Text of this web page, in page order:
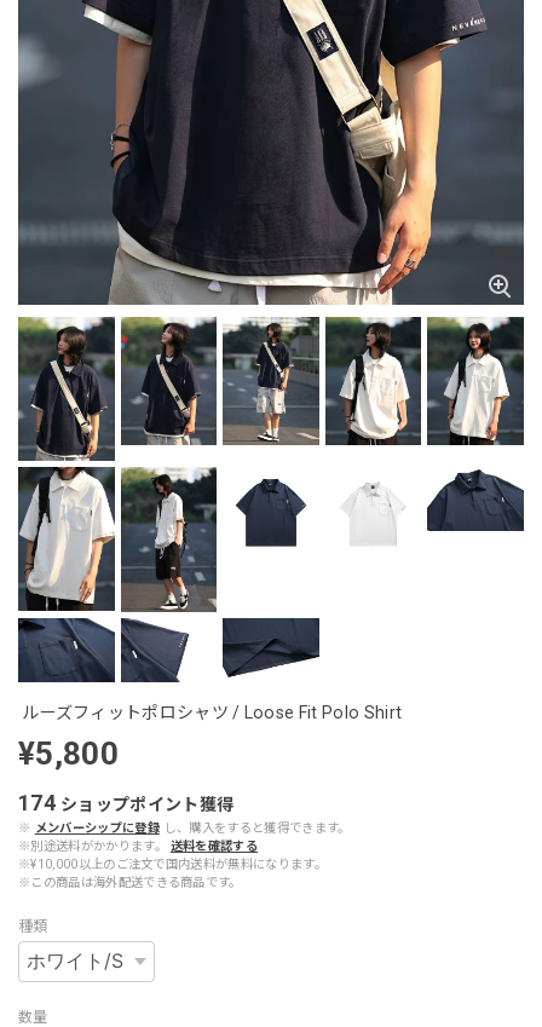
ルーズフィットポロシャツ / Loose Fit Polo Shirt
¥5,800
174 ショップポイント獲得
※ メンバーシップに登録 し、購入をすると獲得できます。
※別途送料がかかります。
送料を確認する
※¥10,000以上のご注文で国内送料が無料になります。
※この商品は海外配送できる商品です。
種類
数量